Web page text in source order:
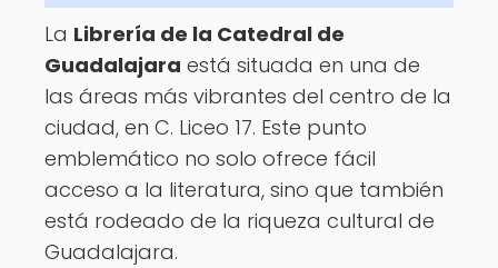
La Librería de la Catedral de
Guadalajara está situada en una de
las áreas más vibrantes del centro de la
ciudad, en C. Liceo 17. Este punto
emblemático no solo ofrece fácil
acceso a la literatura, sino que también
está rodeado de la riqueza cultural de
Guadalajara.